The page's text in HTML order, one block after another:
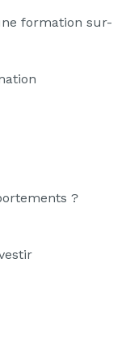
formation sur-
?